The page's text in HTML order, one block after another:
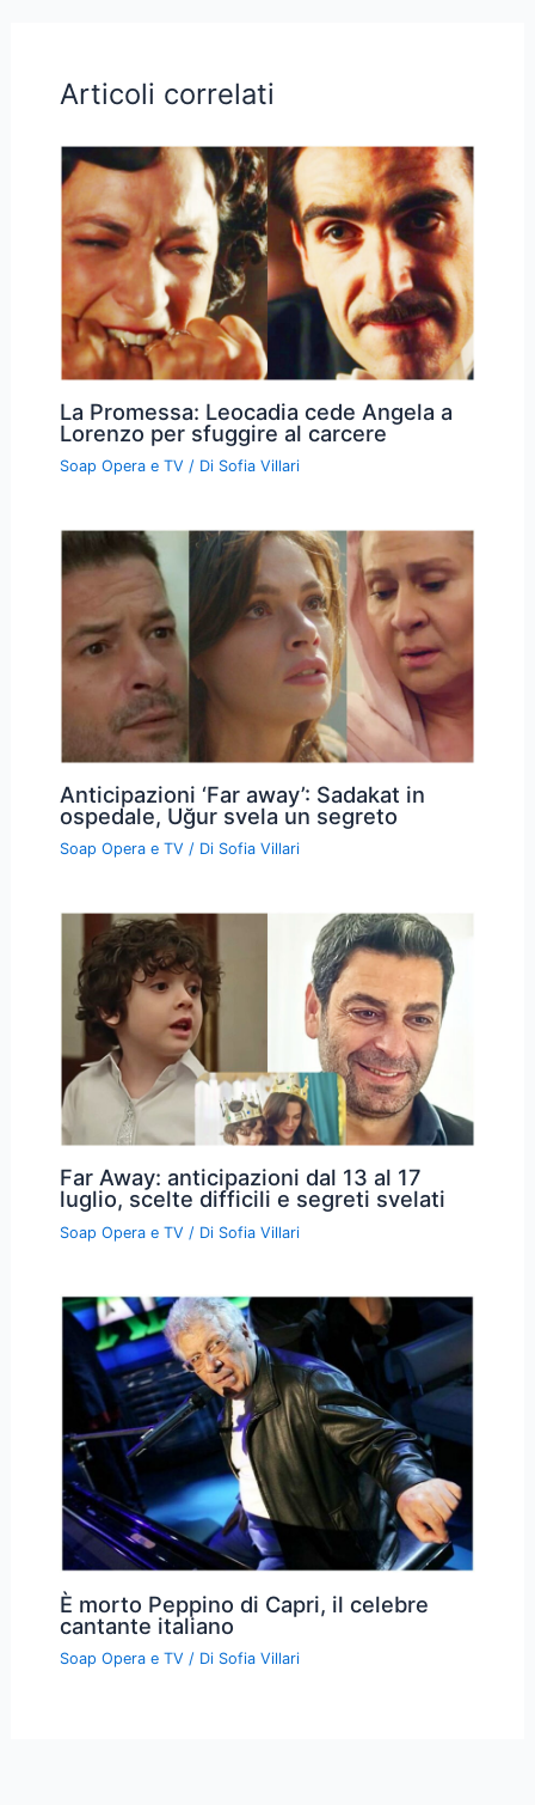
Articoli correlati
La Promessa: Leocadia cede Angela a
Lorenzo per sfuggire al carcere
Soap Opera e TV / Di Sofia Villari
Anticipazioni ‘Far away’: Sadakat in
ospedale, Uğur svela un segreto
Soap Opera e TV / Di Sofia Villari
Far Away: anticipazioni dal 13 al 17
luglio, scelte difficili e segreti svelati
Soap Opera e TV / Di Sofia Villari
È morto Peppino di Capri, il celebre
cantante italiano
Soap Opera e TV / Di Sofia Villari